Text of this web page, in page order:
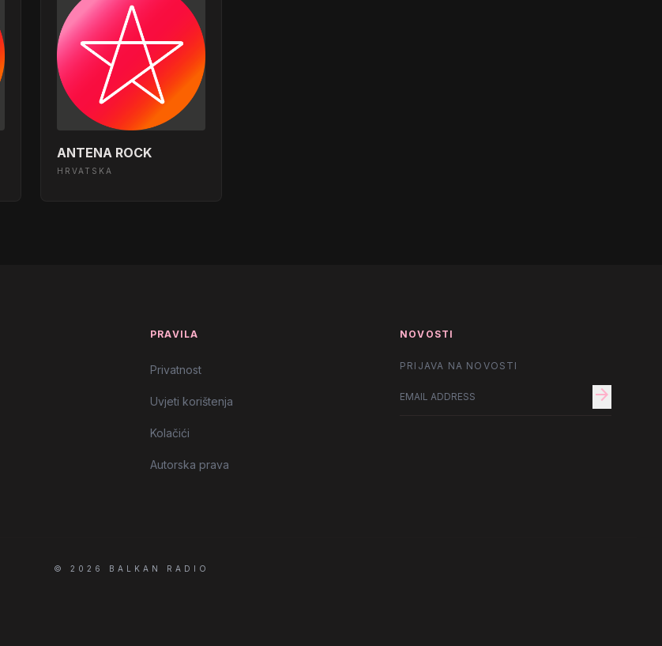
ANTENA ROCK
HRVATSKA
PRAVILA
Privatnost
Uvjeti korištenja
Kolačići
Autorska prava
NOVOSTI
PRIJAVA NA NOVOSTI
arrow_forward
© 2026 BALKAN RADIO